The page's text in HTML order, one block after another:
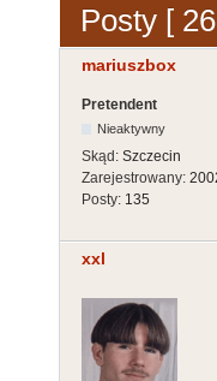
Posty [
mariuszbox
Pretendent
Nieaktywny
Skąd: Szczecin
Zarejestrowany:
Posty: 135
xxl